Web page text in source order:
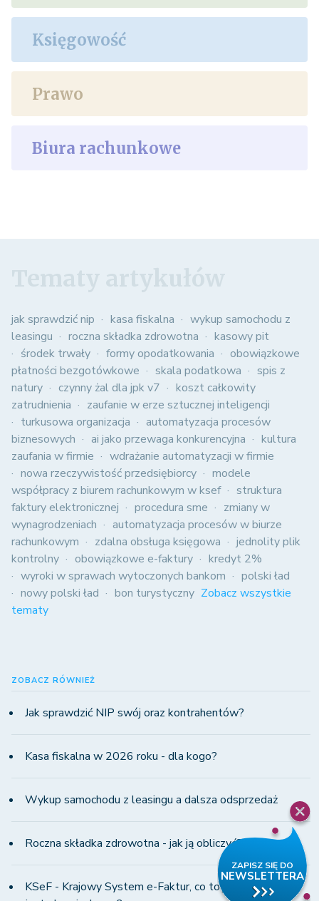
Księgowość
Prawo
Biura rachunkowe
jak sprawdzić nip kasa fiskalna
wykup samochodu z
leasingu
roczna składka zdrowotna
kasowy pit
środek trwały
formy opodatkowania
obowiązkowe
płatności bezgotówkowe
skala podatkowa
spis z
natury
czynny żal dla jpk v7
koszt całkowity
zatrudnienia
zaufanie w erze sztucznej inteligencji
turkusowa organizacja
automatyzacja procesów
biznesowych
ai jako przewaga konkurencyjna
kultura
zaufania w firmie
wdrażanie automatyzacji w firmie
nowa rzeczywistość przedsiębiorcy
modele
współpracy z biurem rachunkowym w ksef
struktura
faktury elektronicznej
procedura sme
zmiany w
wynagrodzeniach
automatyzacja procesów w biurze
rachunkowym
zdalna obsługa księgowa
jednolity plik
kontrolny
obowiązkowe e-faktury
kredyt 2%
wyroki w sprawach wytoczonych bankom
polski ład
nowy polski ład
bon turystyczny Zobacz wszystkie
tematy
ZOBACZ RÓWNIEŻ
Jak sprawdzić NIP swój oraz kontrahentów?
Kasa fiskalna w 2026 roku - dla kogo?
Wykup samochodu z leasingu a dalsza odsprzedaż
Roczna składka zdrowotna - jak ją obliczyć?
KSeF - Krajowy System e-Faktur, co to jest i od kiedy